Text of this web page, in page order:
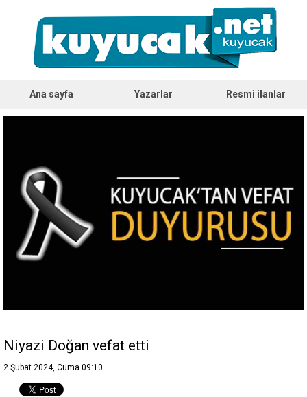
Ana sayfa Yazarlar Resmi ilanlar
Niyazi Doğan vefat etti
2 Şubat 2024, Cuma 09:10